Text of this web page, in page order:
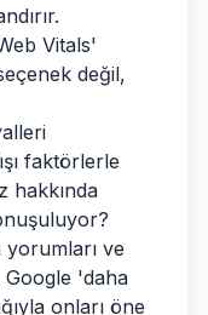
Vitals'
değil,
faktörlerle
hakkında
yorumları ve
Google 'daha
onları öne